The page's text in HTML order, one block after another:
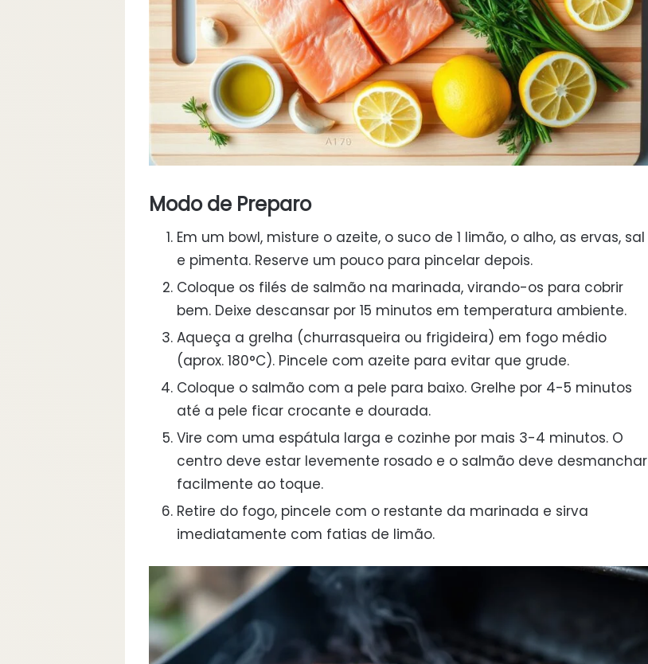
Modo de Preparo
Em um bowl, misture o azeite, o suco de 1 limão, o alho, as ervas, sal
e pimenta. Reserve um pouco para pincelar depois.
Coloque os filés de salmão na marinada, virando-os para cobrir
bem. Deixe descansar por 15 minutos em temperatura ambiente.
Aqueça a grelha (churrasqueira ou frigideira) em fogo médio
(aprox. 180°C). Pincele com azeite para evitar que grude.
Coloque o salmão com a pele para baixo. Grelhe por 4-5 minutos
até a pele ficar crocante e dourada.
Vire com uma espátula larga e cozinhe por mais 3-4 minutos. O
centro deve estar levemente rosado e o salmão deve desmanchar
facilmente ao toque.
Retire do fogo, pincele com o restante da marinada e sirva
imediatamente com fatias de limão.